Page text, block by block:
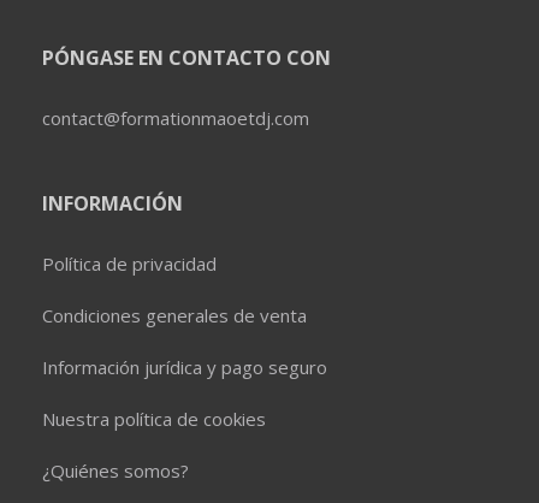
PÓNGASE EN CONTACTO CON
contact@formationmaoetdj.com
INFORMACIÓN
Política de privacidad
Condiciones generales de venta
Información jurídica y pago seguro
Nuestra política de cookies
¿Quiénes somos?